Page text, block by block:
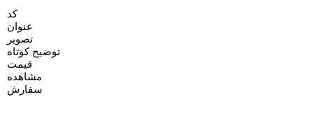
کد
عنوان
تصویر
توضیح کوتاه
قیمت
مشاهده
سفارش